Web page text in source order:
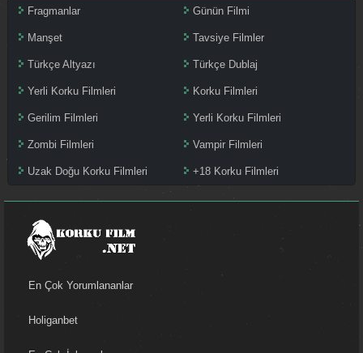
Fragmanlar Günün Filmi
Manşet Tavsiye Filmler
Türkçe Altyazı Türkçe Dublaj
Yerli Korku Filmleri Korku Filmleri
Gerilim Filmleri Yerli Korku Filmleri
Zombi Filmleri Vampir Filmleri
Uzak Doğu Korku Filmleri +18 Korku Filmleri
En Çok Yorumlananlar
Holiganbet